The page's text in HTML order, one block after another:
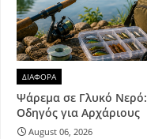
ΔΙΑΦΟΡΑ
Ψάρεμα σε Γλυκό Νερό:
Οδηγός για Αρχάριους
August 06, 2026